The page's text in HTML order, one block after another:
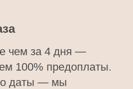
чем за 4 дня —
100% предоплаты.
даты — мы